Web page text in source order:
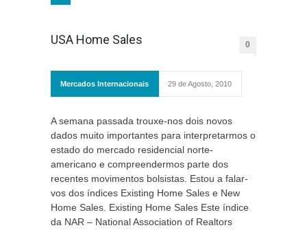
USA Home Sales 0
Mercados Internacionais 29 de Agosto, 2010
A semana passada trouxe-nos dois novos
dados muito importantes para interpretarmos o
estado do mercado residencial norte-
americano e compreendermos parte dos
recentes movimentos bolsistas. Estou a falar-
vos dos índices Existing Home Sales e New
Home Sales. Existing Home Sales Este índice
da NAR – National Association of Realtors